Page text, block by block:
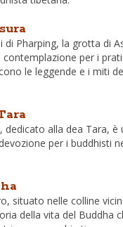
di Pharping, la grotta di
per i
le leggende e i miti
dedicato alla dea Tara, è
per i buddhisti
situato nelle colline
della vita del Buddha